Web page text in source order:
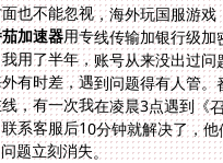
加速器用专线传输加银行级
泄露，我用了半年，账号从来
——海外有时差，遇到问题得有
小时在线，有一次我在凌晨3点
失败，联系客服后10分钟就解
题立刻消失。